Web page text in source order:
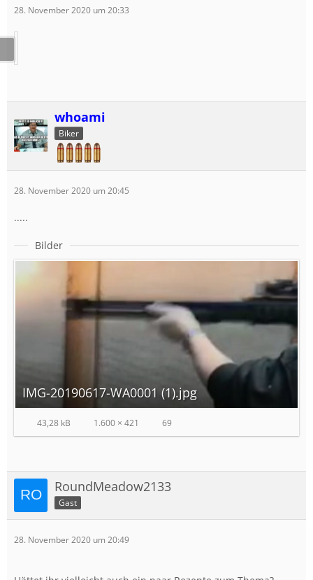
28. November 2020 um 20:33
whoami
Biker
28. November 2020 um 20:45
.....
Bilder
IMG-20190617-WA0001 (1).jpg
43,28 kB 1.600 × 421 69
RoundMeadow2133
Gast
28. November 2020 um 20:49